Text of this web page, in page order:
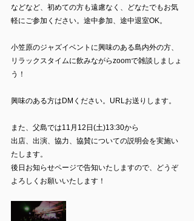
などなど、初めての方も遠慮なく、どなたでもお気
軽にご参加ください。途中参加、途中退室OK。
小笠原のジャズイベントに興味のある島内外の方、
リラックスタイムに飲みながらzoomで雑談しましょ
う！
興味のある方はDMください。URLお送りします。
また、父島では11月12日(土)13:30から
出店、出演、協力、協賛についての説明会を実施い
たします。
後日お知らせページで告知いたしますので、どうぞ
よろしくお願いいたします！